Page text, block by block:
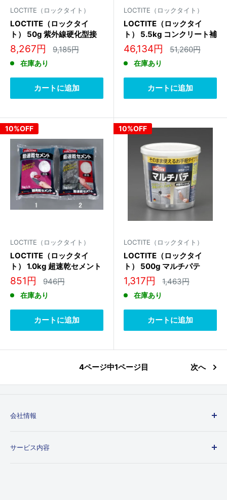
LOCTITE（ロックタイト）
LOCTITE（ロックタイ
ト） 50g 紫外線硬化型接
着剤(中粘度) 39253
販
売
価
格
8,267円 通
常
9,185円
在庫あり
カートに追加
LOCTITE（ロックタイト）
LOCTITE（ロックタイ
ト） 5.5kg コンクリート補
修剤(速乾性) 95551
販
価
格
46,134円 通
51,260円
在庫あり
カートに追加
10%OFF
LOCTITE（ロックタイト）
LOCTITE（ロックタイ
ト） 1.0kg 超速乾セメント
(ｸﾞﾚ-) DCG-01K
販
価
格
851円 通
価
946円
在庫あり
カートに追加
10%OFF
LOCTITE（ロックタイト）
LOCTITE（ロックタイ
ト） 500g マルチパテ
DHM-500
販
売
価
格
1,317円 通
常
1,463円
在庫あり
カートに追加
4ページ中1ページ目 次へ
会社情報
個人情報取り扱いについて
サービス内容